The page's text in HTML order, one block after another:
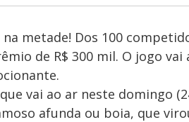
metade! Dos 100
de R$ 300 mil. O jogo
vai ao ar neste domingo
afunda ou boia, que